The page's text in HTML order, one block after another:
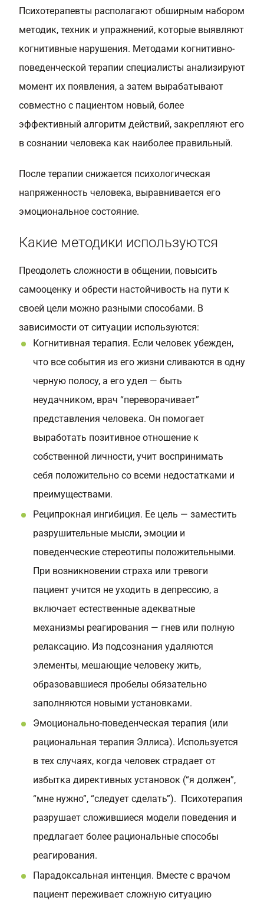
Психотерапевты располагают обширным набором
методик, техник и упражнений, которые выявляют
когнитивные нарушения. Методами когнитивно-
поведенческой терапии специалисты анализируют
момент их появления, а затем вырабатывают
совместно с пациентом новый, более
эффективный алгоритм действий, закрепляют его
в сознании человека как наиболее правильный.
После терапии снижается психологическая
напряженность человека, выравнивается его
эмоциональное состояние.
Какие методики используются
Преодолеть сложности в общении, повысить
самооценку и обрести настойчивость на пути к
своей цели можно разными способами. В
зависимости от ситуации используются:
Когнитивная терапия. Если человек убежден,
что все события из его жизни сливаются в одну
черную полосу, а его удел — быть
неудачником, врач “переворачивает”
представления человека. Он помогает
выработать позитивное отношение к
собственной личности, учит воспринимать
себя положительно со всеми недостатками и
преимуществами.
Реципрокная ингибиция. Ее цель — заместить
разрушительные мысли, эмоции и
поведенческие стереотипы положительными.
При возникновении страха или тревоги
пациент учится не уходить в депрессию, а
включает естественные адекватные
механизмы реагирования — гнев или полную
релаксацию. Из подсознания удаляются
элементы, мешающие человеку жить,
образовавшиеся пробелы обязательно
заполняются новыми установками.
Эмоционально-поведенческая терапия (или
рациональная терапия Эллиса). Используется
в тех случаях, когда человек страдает от
избытка директивных установок (“я должен”,
“мне нужно”, “следует сделать”). Психотерапия
разрушает сложившиеся модели поведения и
предлагает более рациональные способы
реагирования.
Парадоксальная интенция. Вместе с врачом
пациент переживает сложную ситуацию